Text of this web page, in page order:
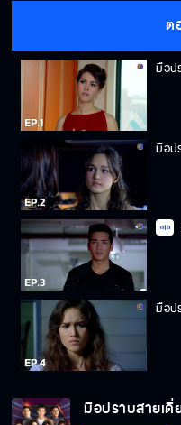
ต
มือป
มือป
มือป
มือปราบสายเดี่